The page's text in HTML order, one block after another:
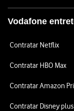
Vodafone
Contratar Netflix
Contratar HBO Max
Contratar Amazon
Contratar Disney plus